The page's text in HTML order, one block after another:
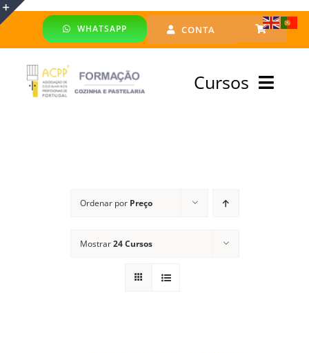
Skip
WHATSAPP CONTA
Cursos
Financiado
Ordenar por Preço
Mostrar24 Cursos